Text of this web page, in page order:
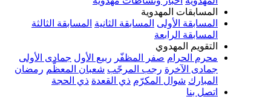
المهدوية
الأولى المسابقة الثانية المسابقة الثالثة
الرابعة
المهدوي
الحرام
صفر المظفّر ربيع الأول جمادى الأولى
رجب المرجّب شعبان المعظّم رمضان
شوال المكرّم ذي القعدة ذي الحجة